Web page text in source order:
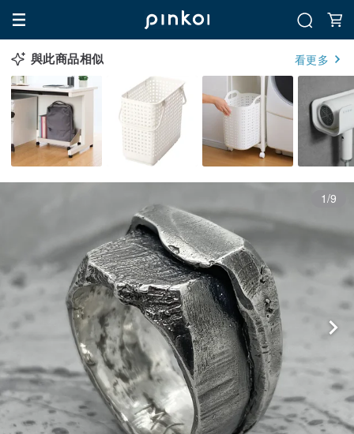
與此商品相似 看更多
1/9